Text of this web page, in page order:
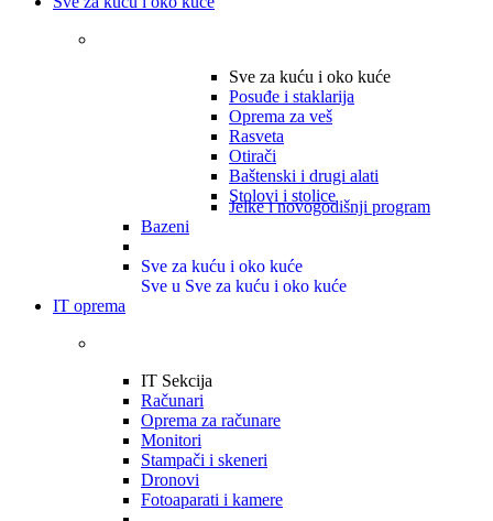
Sve za kuću i oko kuće
Posuđe i staklarija
Oprema za veš
Rasveta
Otirači
Baštenski i drugi alati
Stolovi i stolice
Jelke i novogodišnji program
Bazeni
Sve za kuću i oko kuće
Sve u Sve za kuću i oko kuće
IT oprema
IT Sekcija
Računari
Oprema za računare
Monitori
Stampači i skeneri
Dronovi
Fotoaparati i kamere